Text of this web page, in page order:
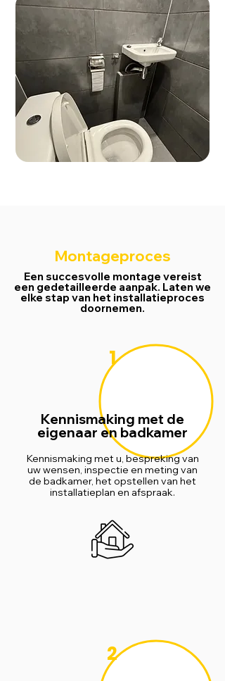
Montageproces
Een succesvolle montage vereist
een gedetailleerde aanpak. Laten we
elke stap van het installatieproces
doornemen.
1
Kennismaking met de
eigenaar en badkamer
Kennismaking met u, bespreking van
uw wensen, inspectie en meting van
de badkamer, het opstellen van het
installatieplan en afspraak.
2